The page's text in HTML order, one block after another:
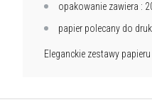
opakowanie zawiera :
papier polecany do
Eleganckie zestawy